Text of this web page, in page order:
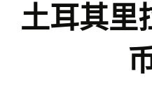
土耳其里